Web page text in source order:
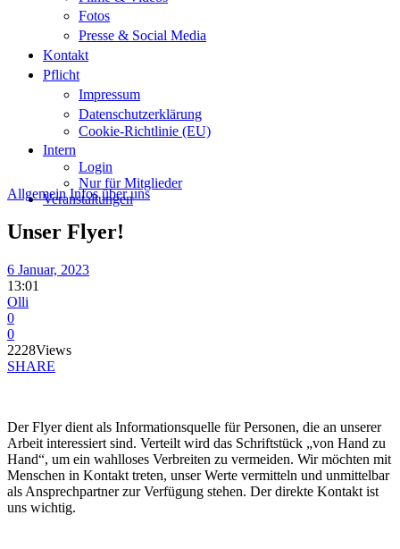
Fotos
Presse & Social Media
Kontakt
Pflicht
Impressum
Datenschutzerklärung
Cookie-Richtlinie (EU)
Intern
Login
Nur für Mitglieder
Veranstaltungen
Allgemein Infos über uns
Unser Flyer!
6 Januar, 2023
13:01
Olli
0
0
2228Views
SHARE
Der Flyer dient als Informationsquelle für Personen, die an unserer
Arbeit interessiert sind. Verteilt wird das Schriftstück „von Hand zu
Hand“, um ein wahlloses Verbreiten zu vermeiden. Wir möchten mit
Menschen in Kontakt treten, unser Werte vermitteln und unmittelbar
als Ansprechpartner zur Verfügung stehen. Der direkte Kontakt ist
uns wichtig.